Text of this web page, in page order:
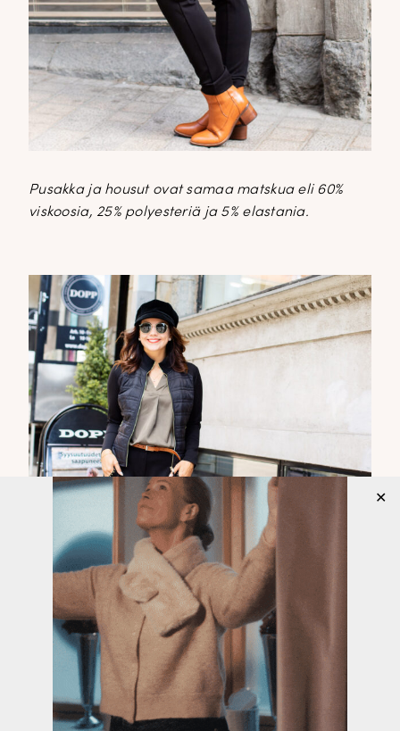
Pusakka ja housut ovat samaa matskua eli 60%
viskoosia, 25% polyesteriä ja 5% elastania.
PUSAKKA
Mustassa pusakassa on ohuen ohut vanu edessä.
Hihat ja pusakan takakappale ovat venyvää
jerseytä. Pusakka on oiva korvike neuletakille ja
jakulle. Se on astetta rennompi kuin jakku, mutta
väitän että varsinkin tämä pusakka kultaisilla
yksityiskohdilla on tyylikäs. Pusakka on kauniisti
sisäänotettu takaa selästä sekä vyötärön kohdalta.
✕